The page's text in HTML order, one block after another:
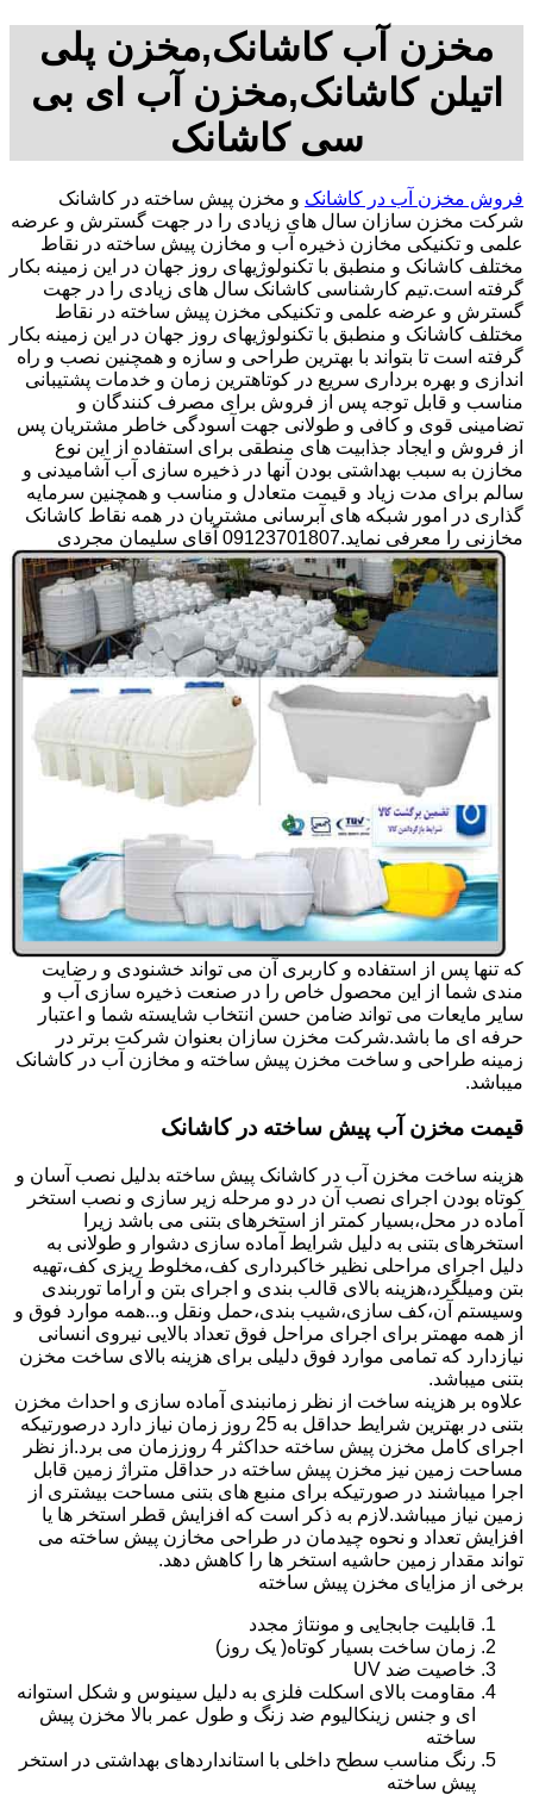
مخزن آب کاشانک,مخزن پلی
اتیلن کاشانک,مخزن آب ای بی
سی کاشانک
فروش مخزن آب در کاشانک و مخزن پیش ساخته در کاشانک
شرکت مخزن سازان سال های زیادی را در جهت گسترش و عرضه
علمی و تکنیکی مخازن ذخیره آب و مخازن پیش ساخته در نقاط
مختلف کاشانک و منطبق با تکنولوژیهای روز جهان در این زمینه بکار
گرفته است.تیم کارشناسی کاشانک سال های زیادی را در جهت
گسترش و عرضه علمی و تکنیکی مخزن پیش ساخته در نقاط
مختلف کاشانک و منطبق با تکنولوژیهای روز جهان در این زمینه بکار
گرفته است تا بتواند با بهترین طراحی و سازه و همچنین نصب و راه
اندازی و بهره برداری سریع در کوتاهترین زمان و خدمات پشتیبانی
مناسب و قابل توجه پس از فروش برای مصرف کنندگان و
تضامینی قوی و کافی و طولانی جهت آسودگی خاطر مشتریان پس
از فروش و ایجاد جذابیت های منطقی برای استفاده از این نوع
مخازن به سبب بهداشتی بودن آنها در ذخیره سازی آب آشامیدنی و
سالم برای مدت زیاد و قیمت متعادل و مناسب و همچنین سرمایه
گذاری در امور شبکه های آبرسانی مشتریان در همه نقاط کاشانک
مخازنی را معرفی نماید.09123701807 آقای سلیمان مجردی
که تنها پس از استفاده و کاربری آن می تواند خشنودی و رضایت
مندی شما از این محصول خاص را در صنعت ذخیره سازی آب و
سایر مایعات می تواند ضامن حسن انتخاب شایسته شما و اعتبار
حرفه ای ما باشد.شرکت مخزن سازان بعنوان شرکت برتر در
زمینه طراحی و ساخت مخزن پیش ساخته و مخازن آب در کاشانک
میباشد.
قیمت مخزن آب پیش ساخته در کاشانک
هزینه ساخت مخزن آب در کاشانک پیش ساخته بدلیل نصب آسان و
کوتاه بودن اجرای نصب آن در دو مرحله زیر سازی و نصب استخر
آماده در محل،بسیار کمتر از استخرهای بتنی می باشد زیرا
استخرهای بتنی به دلیل شرایط آماده سازی دشوار و طولانی به
دلیل اجرای مراحلی نظیر خاکبرداری کف،مخلوط ریزی کف،تهیه
بتن ومیلگرد،هزینه بالای قالب بندی و اجرای بتن و آراما توربندی
وسیستم آن،کف سازی،شیب بندی،حمل ونقل و...همه موارد فوق و
از همه مهمتر برای اجرای مراحل فوق تعداد بالایی نیروی انسانی
نیازدارد که تمامی موارد فوق دلیلی برای هزینه بالای ساخت مخزن
بتنی میباشد.
علاوه بر هزینه ساخت از نظر زمانبندی آماده سازی و احداث مخزن
بتنی در بهترین شرایط حداقل به 25 روز زمان نیاز دارد درصورتیکه
اجرای کامل مخزن پیش ساخته حداکثر 4 روززمان می برد.از نظر
مساحت زمین نیز مخزن پیش ساخته در حداقل متراژ زمین قابل
اجرا میباشند در صورتیکه برای منبع های بتنی مساحت بیشتری از
زمین نیاز میباشد.لازم به ذکر است که افزایش قطر استخر ها یا
افزایش تعداد و نحوه چیدمان در طراحی مخازن پیش ساخته می
تواند مقدار زمین حاشیه استخر ها را کاهش دهد.
برخی از مزایای مخزن پیش ساخته
قابلیت جابجایی و مونتاژ مجدد
زمان ساخت بسیار کوتاه( یک روز)
خاصیت ضد UV
مقاومت بالای اسکلت فلزی به دلیل سینوس و شکل استوانه
ای و جنس زینکالیوم ضد زنگ و طول عمر بالا مخزن پیش
ساخته
رنگ مناسب سطح داخلی با استانداردهای بهداشتی در استخر
پیش ساخته